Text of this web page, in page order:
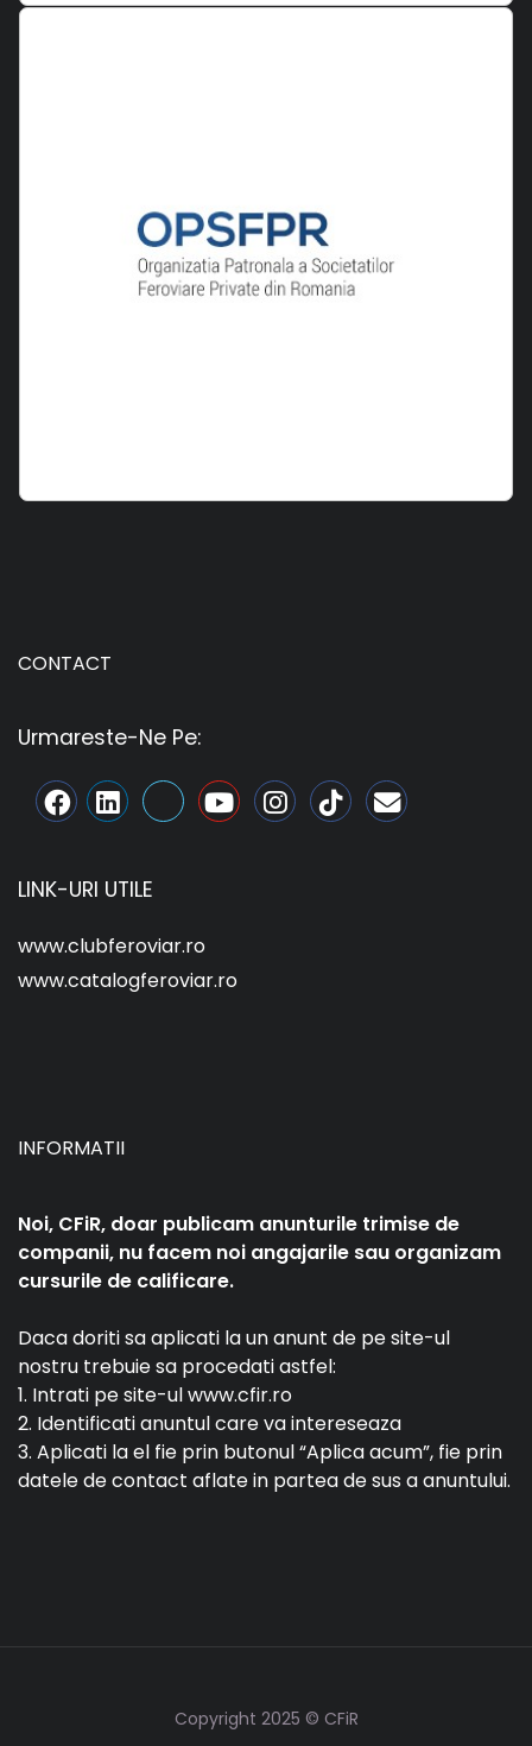
CONTACT
Urmareste-Ne Pe:
LINK-URI UTILE
www.clubferoviar.ro
www.catalogferoviar.ro
INFORMATII
Noi, CFiR, doar publicam anunturile trimise de
companii, nu facem noi angajarile sau organizam
cursurile de calificare.
Daca doriti sa aplicati la un anunt de pe site-ul
nostru trebuie sa procedati astfel:
1. Intrati pe site-ul www.cfir.ro
2. Identificati anuntul care va intereseaza
3. Aplicati la el fie prin butonul “Aplica acum”, fie prin
datele de contact aflate in partea de sus a anuntului.
Copyright 2025 © CFiR